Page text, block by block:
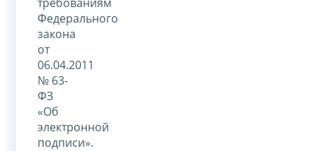
Федерального
закона
от
06.04.2011
№ 63-
ФЗ
«Об
электронной
подписи».